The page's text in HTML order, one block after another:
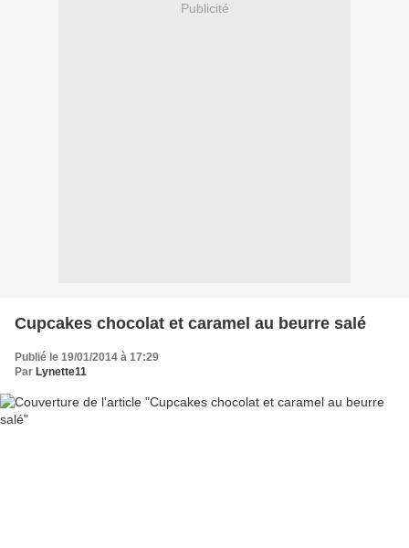
Publicité
Cupcakes chocolat et caramel au beurre salé
Publié le 19/01/2014 à 17:29
Par Lynette11